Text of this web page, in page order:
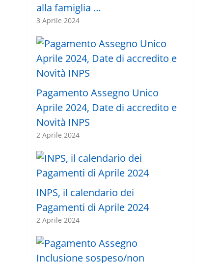
alla famiglia …
3 Aprile 2024
Pagamento Assegno Unico
Aprile 2024, Date di accredito e
Novità INPS
2 Aprile 2024
INPS, il calendario dei
Pagamenti di Aprile 2024
2 Aprile 2024